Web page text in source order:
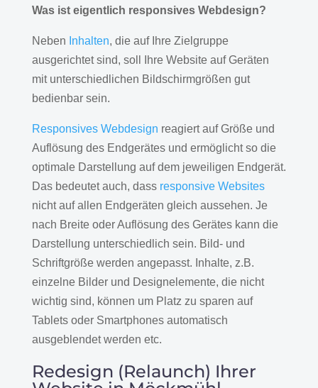
Was ist eigentlich responsives Webdesign?
Neben Inhalten, die auf Ihre Zielgruppe
ausgerichtet sind, soll Ihre Website auf Geräten
mit unterschiedlichen Bildschirmgrößen gut
bedienbar sein.
Responsives Webdesign reagiert auf Größe und
Auflösung des Endgerätes und ermöglicht so die
optimale Darstellung auf dem jeweiligen Endgerät.
Das bedeutet auch, dass responsive Websites
nicht auf allen Endgeräten gleich aussehen. Je
nach Breite oder Auflösung des Gerätes kann die
Darstellung unterschiedlich sein. Bild- und
Schriftgröße werden angepasst. Inhalte, z.B.
einzelne Bilder und Designelemente, die nicht
wichtig sind, können um Platz zu sparen auf
Tablets oder Smartphones automatisch
ausgeblendet werden etc.
Redesign (Relaunch) Ihrer